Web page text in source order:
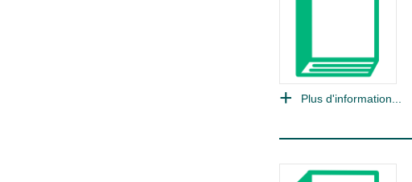
Plus d'information...